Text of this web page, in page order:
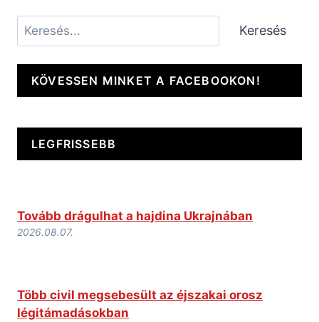
Keresés Keresés
KÖVESSEN MINKET A FACEBOOKON!
LEGFRISSEBB
Tovább drágulhat a hajdina Ukrajnában
2026.08.07.
Több civil megsebesült az éjszakai orosz
légitámadásokban